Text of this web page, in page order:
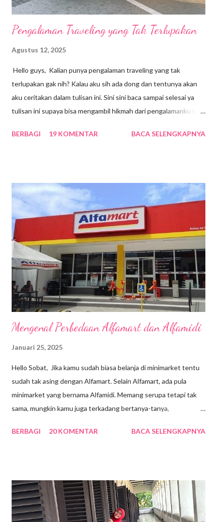
Pengalaman Traveling yang Tak Terlupakan
Agustus 12, 2025
Hello guys, Kalian punya pengalaman traveling yang tak
terlupakan gak nih? Kalau aku sih ada dong dan tentunya akan
aku ceritakan dalam tulisan ini. Sini sini baca sampai selesai ya
tulisan ini supaya bisa mengambil hikmah dari pengalamanku ini.
sudah lebih dari 5 tahun. Kebetulan beberapa hari lalu, aku baru
makanya aku tuliskan di blog. Sebenarnya alasanku traveling ke
Singapura karena penasaran mau liat Singapore National Day
Parade yang puncaknya diadakan pada 9 Agustus setiap
tahunnya karena bertepatan dengan hari kemerdekaan atau
warga lokal menyebutnya hari nasional Singapura. Kemeriahan
yang aku liat di tiktok begitu menggoda sehingga aku bertekad
untuk pergi ke sana karena sudah lama juga gak traveling ke luar
negeri....
BERBAGI 19 KOMENTAR BACA SELENGKAPNYA
Mengenal Perbedaan Alfamart dan Alfamidi
Januari 25, 2025
Hello Sobat, Jika kamu sudah biasa belanja di minimarket tentu
sudah tak asing dengan Alfamart. Selain Alfamart, ada pula
minimarket yang bernama Alfamidi. Memang serupa tetapi tak
sama, mungkin kamu juga terkadang bertanya-tanya,
jawabannya dengan menyimak penjelasan di bawah ini! 1.
model bisnis baru, yakni sejenis swalayan dengan bentuk yang
lebih kecil. Karena kedua perusahaan tersebut tidak mungkin
bisa digabungkan, maka pada akhir bulan Juni 1999 berdirilah
BERBAGI 20 KOMENTAR BACA SELENGKAPNYA